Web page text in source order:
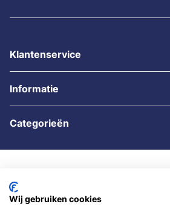
Klantenservice
Informatie
Categorieën
Wij gebruiken cookies